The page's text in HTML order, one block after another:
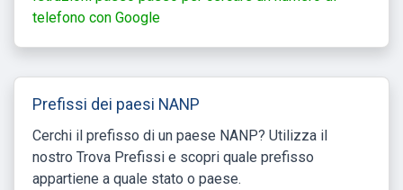
telefono con Google
Prefissi dei paesi NANP
Cerchi il prefisso di un paese NANP? Utilizza il
nostro Trova Prefissi e scopri quale prefisso
appartiene a quale stato o paese.